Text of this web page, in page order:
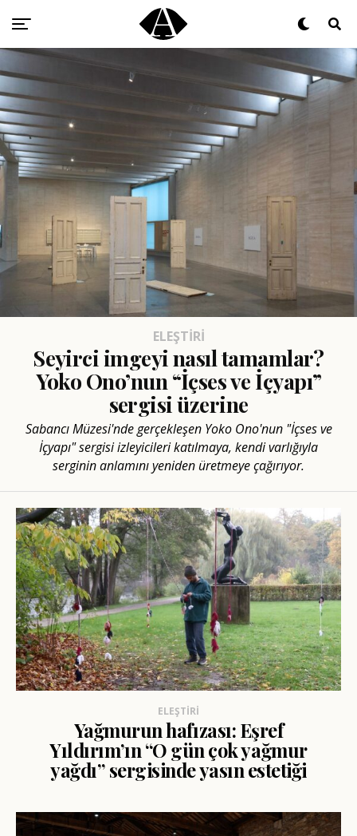
ELEŞTIRI
Seyirci imgeyi nasıl tamamlar?
Yoko Ono’nun “İçses ve İçyapı”
sergisi üzerine
Sabancı Müzesi'nde gerçekleşen Yoko Ono'nun "İçses ve
İçyapı" sergisi izleyicileri katılmaya, kendi varlığıyla
serginin anlamını yeniden üretmeye çağırıyor.
ELEŞTIRI
Yağmurun hafızası: Eşref
Yıldırım’ın “O gün çok yağmur
yağdı” sergisinde yasın estetiği